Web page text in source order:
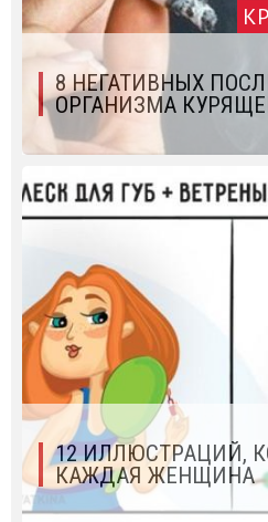
8 НЕГАТИВНЫХ
ОРГАНИЗМА
12 ИЛЛЮСТРАЦИЙ,
КАЖДАЯ ЖЕНЩИНА